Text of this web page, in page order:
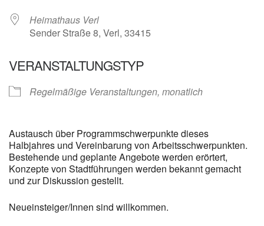
Heimathaus Verl
Sender Straße 8, Verl, 33415
VERANSTALTUNGSTYP
Regelmäßige Veranstaltungen, monatlich
Austausch über Programmschwerpunkte dieses
Halbjahres und Vereinbarung von Arbeitsschwerpunkten.
Bestehende und geplante Angebote werden erörtert,
Konzepte von Stadtführungen werden bekannt gemacht
und zur Diskussion gestellt.
Neueinsteiger/Innen sind willkommen.